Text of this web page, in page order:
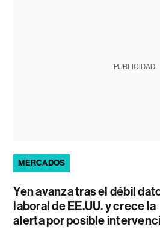
PUBLICIDAD
MERCADOS
Yen avanza tras el débil
laboral de EE.UU. y crece la
alerta por posible